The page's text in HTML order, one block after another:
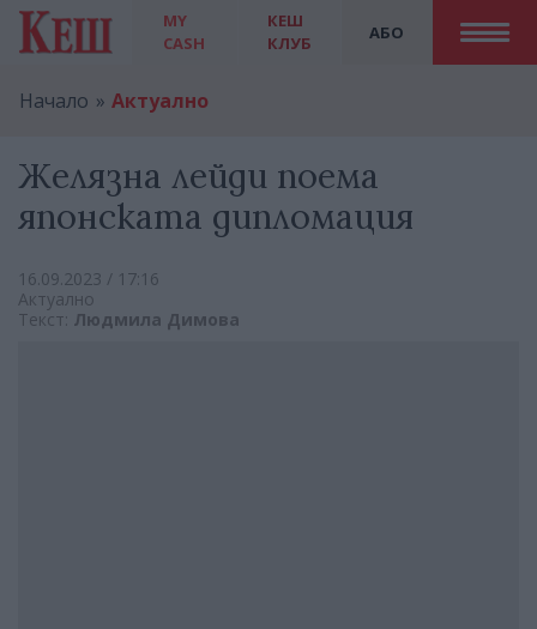
MY
CASH
АБО
КЕШ
КЛУБ
Начало Актуално
Желязна лейди поема
японската дипломация
16.09.2023 / 17:16
Актуално
Текст: Людмила Димова